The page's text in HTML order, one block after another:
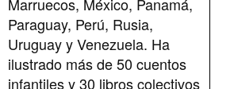
Marruecos, México, Panamá,
Paraguay, Perú, Rusia,
Uruguay y Venezuela. Ha
ilustrado más de 50 cuentos
infantiles y 30 libros colectivos